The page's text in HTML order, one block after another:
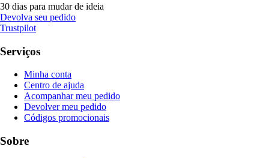
30 dias para mudar de ideia
Devolva seu pedido
Trustpilot
Serviços
Minha conta
Centro de ajuda
Acompanhar meu pedido
Devolver meu pedido
Códigos promocionais
Sobre